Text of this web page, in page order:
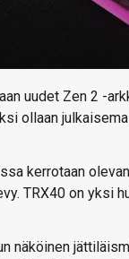
uudet Zen 2 -
ollaan
kerrotaan
TRX40 on
näköinen